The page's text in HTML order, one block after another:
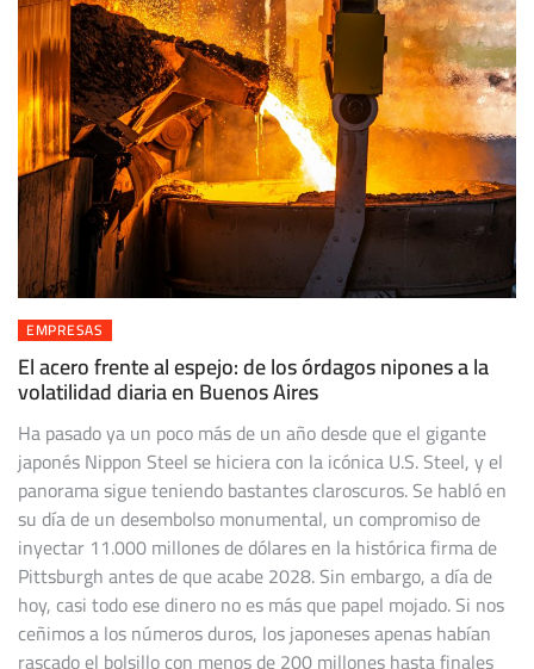
EMPRESAS
El acero frente al espejo: de los órdagos nipones a la
volatilidad diaria en Buenos Aires
Ha pasado ya un poco más de un año desde que el gigante
japonés Nippon Steel se hiciera con la icónica U.S. Steel, y el
panorama sigue teniendo bastantes claroscuros. Se habló en
su día de un desembolso monumental, un compromiso de
inyectar 11.000 millones de dólares en la histórica firma de
Pittsburgh antes de que acabe 2028. Sin embargo, a día de
hoy, casi todo ese dinero no es más que papel mojado. Si nos
ceñimos a los números duros, los japoneses apenas habían